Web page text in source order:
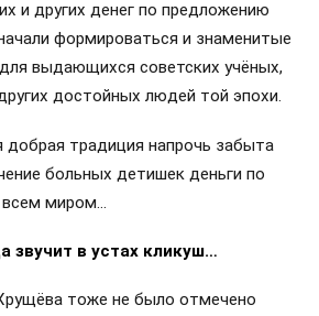
о чём свидетельствовали
на всём. И сегодня эти
государству, часть находится под
разрешены организованные
для Советского Союза словечка
Богу, при Сталине в разговорном
генсека, которую ему ежемесячно
не знал её размеров. А зачем, если и